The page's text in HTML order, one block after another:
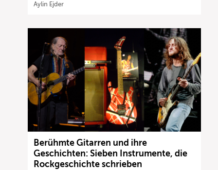
Aylin Ejder
Berühmte Gitarren und ihre
Geschichten: Sieben Instrumente, die
Rockgeschichte schrieben